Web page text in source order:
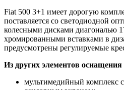
Fiat 500 3+1 имеет дорогую
поставляется со светодиодной
колесными дисками диагональю
хромированными вставками в
предусмотрены регулируемые
Из других элементов
мультимедийный комплекс